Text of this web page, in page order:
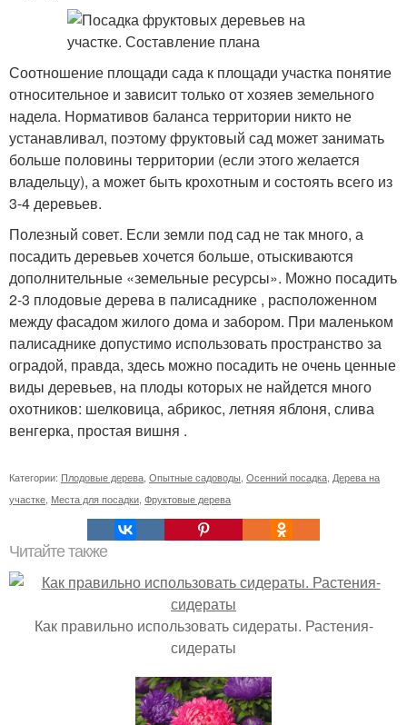
Соотношение площади сада к площади участка понятие
относительное и зависит только от хозяев земельного
надела. Нормативов баланса территории никто не
устанавливал, поэтому фруктовый сад может занимать
больше половины территории (если этого желается
владельцу), а может быть крохотным и состоять всего из
3-4 деревьев.
Полезный совет. Если земли под сад не так много, а
посадить деревьев хочется больше, отыскиваются
дополнительные «земельные ресурсы». Можно посадить
2-3 плодовые дерева в палисаднике , расположенном
между фасадом жилого дома и забором. При маленьком
палисаднике допустимо использовать пространство за
оградой, правда, здесь можно посадить не очень ценные
виды деревьев, на плоды которых не найдется много
охотников: шелковица, абрикос, летняя яблоня, слива
венгерка, простая вишня .
Категории: Плодовые дерева Опытные садоводы Осенний посадка Дерева на
участке Места для посадки Фруктовые дерева
Читайте также
Как правильно использовать сидераты. Растения-
сидераты